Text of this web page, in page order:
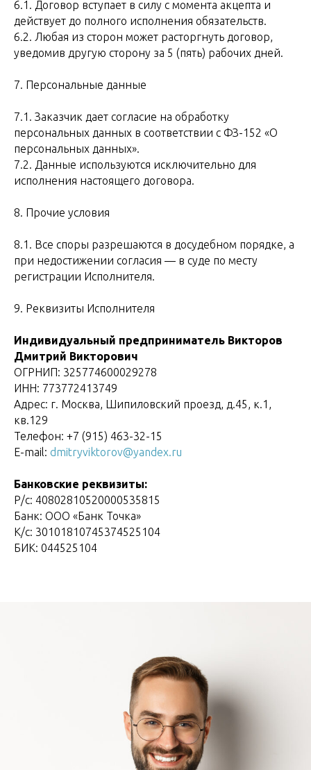
6.1. Договор вступает в силу с момента акцепта и
действует до полного исполнения обязательств.
6.2. Любая из сторон может расторгнуть договор,
уведомив другую сторону за 5 (пять) рабочих дней.
7. Персональные данные
7.1. Заказчик дает согласие на обработку
персональных данных в соответствии с ФЗ-152 «О
персональных данных».
7.2. Данные используются исключительно для
исполнения настоящего договора.
8. Прочие условия
8.1. Все споры разрешаются в досудебном порядке, а
при недостижении согласия — в суде по месту
регистрации Исполнителя.
9. Реквизиты Исполнителя
Индивидуальный предприниматель Викторов
Дмитрий Викторович
ОГРНИП: 325774600029278
ИНН: 773772413749
Адрес: г. Москва, Шипиловский проезд, д.45, к.1,
кв.129
Телефон: +7 (915) 463-32-15
E-mail: dmitryviktorov@yandex.ru
Банковские реквизиты:
Р/с: 40802810520000535815
Банк: ООО «Банк Точка»
К/с: 30101810745374525104
БИК: 044525104